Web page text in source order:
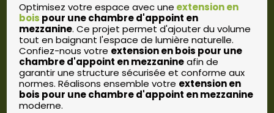
Optimisez votre espace avec une extension en
bois pour une chambre d'appoint en
mezzanine. Ce projet permet d'ajouter du volume
tout en baignant l'espace de lumière naturelle.
Confiez-nous votre extension en bois pour une
chambre d'appoint en mezzanineafin de
garantir une structure sécurisée et conforme aux
normes. Réalisons ensemble votre extension en
bois pour une chambre d'appoint en mezzanine
moderne.